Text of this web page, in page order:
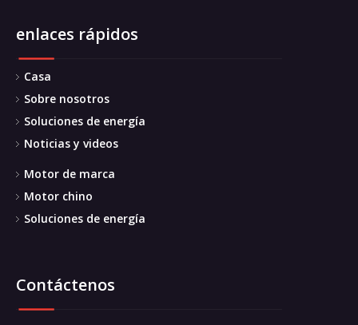
enlaces rápidos
Casa
Sobre nosotros
Soluciones de energía
Noticias y videos
Motor de marca
Motor chino
Soluciones de energía
Contáctenos